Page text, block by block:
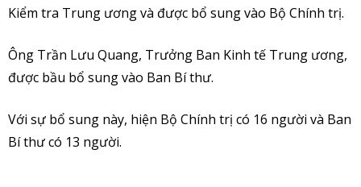
Kiểm tra Trung ương và được bổ sung vào Bộ Chính trị.
Ông Trần Lưu Quang, Trưởng Ban Kinh tế Trung ương,
được bầu bổ sung vào Ban Bí thư.
Với sự bổ sung này, hiện Bộ Chính trị có 16 người và Ban
Bí thư có 13 người.